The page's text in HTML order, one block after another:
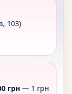
103)
грн— 1 грн